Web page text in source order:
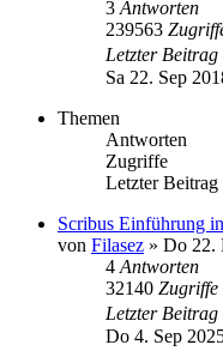
3 Antworten
239563
Letzter Beitrag
Sa 22. Sep
Themen
Antworten
Zugriffe
Letzter Beitrag
Scribus Einführung
von Filasez » Do 22.
4 Antworten
32140 Zugriffe
Letzter Beitrag
Do 4. Sep